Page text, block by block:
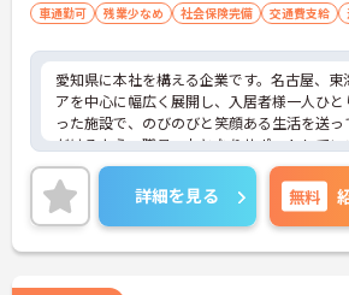
車通勤可 残業少なめ 社会保険完備 交通費支給
愛知県に本社を構える企業です。名古屋、東
アを中心に幅広く展開し、入居者様一人ひと
った施設で、のびのびと笑顔ある生活を送っ
だけるよう、職員一丸となりサポートしてい
介護士のほか管理栄養士や音楽療法士など、
まな専門知識を持ったスタッフが在籍し、各
ョンの垣根を超えて連携もしっかりとあり、
やすい環境です。現場のICT化も進んでおり
使ってケア記録ができるシステムを導入した
詳細を見る 無料